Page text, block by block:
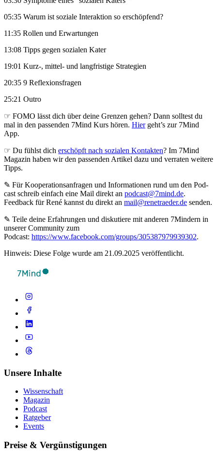
05:35 Warum ist soziale Interaktion so erschöpfend?
11:35 Rollen und Erwartungen
13:08 Tipps gegen sozialen Kater
19:01 Kurz-, mittel- und langfristige Strategien
20:35 9 Reflexionsfragen
25:21 Outro
☞ FOMO lässt dich über deine Grenzen gehen? Dann solltest du
mal in den passenden 7Mind Kurs hören. Hiergeht’s zur 7Mind
App.
☞ Du fühlst dich erschöpft nach sozialen Kontakten? Im 7Mind
Magazin haben wir den passenden Artikel dazu und verraten weitere
Tipps.
✎ Für Koope­ra­ti­ons­an­fra­gen und Infor­ma­tio­nen rund um den Pod­
cast schreib ein­fach eine Mail direkt an podcast@7mind.de.
Feedback für René kannst du direkt an mail@renetraeder.de senden.
✎ Teile deine Erfahrungen und diskutiere mit anderen 7Mindern in
unserer Community zum
Podcast: https://www.facebook.com/groups/305387979939302.
Hinweis: Diese Folge wurde am 21.09.2025 veröffentlicht.
Unsere Inhalte
Wissenschaft
Magazin
Podcast
Ratgeber
Events
Preise & Vergünstigungen